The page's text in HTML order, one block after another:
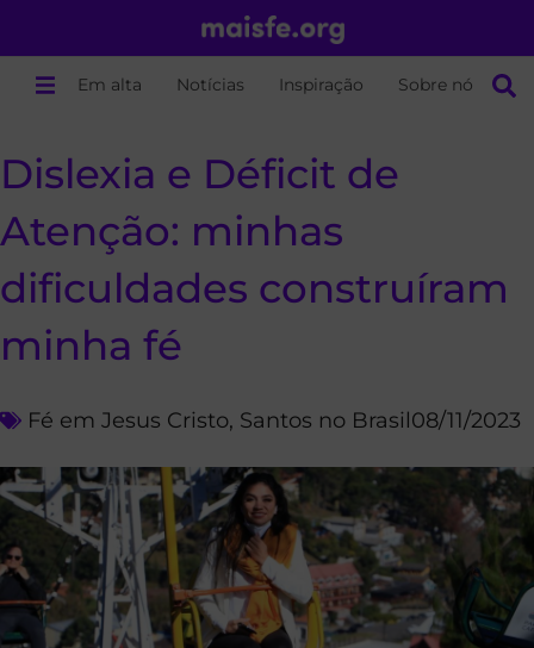
Em alta Notícias Inspiração Sobre nós
Dislexia e Déficit de
Atenção: minhas
dificuldades construíram
minha fé
Fé em Jesus Cristo, Santos no Brasil08/11/2023